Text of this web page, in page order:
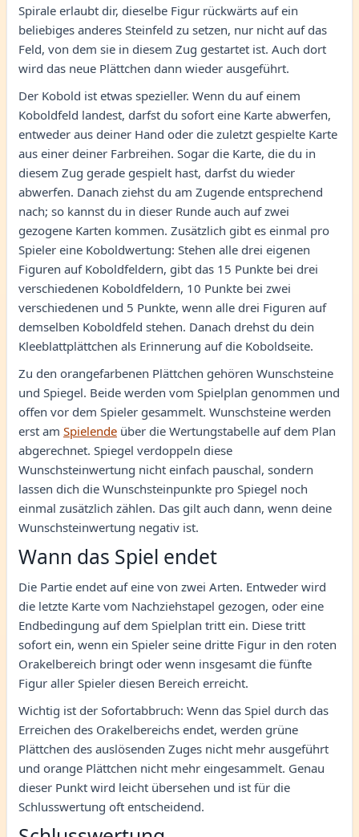
Spirale erlaubt dir, dieselbe Figur rückwärts auf ein
beliebiges anderes Steinfeld zu setzen, nur nicht auf das
Feld, von dem sie in diesem Zug gestartet ist. Auch dort
wird das neue Plättchen dann wieder ausgeführt.
Der Kobold ist etwas spezieller. Wenn du auf einem
Koboldfeld landest, darfst du sofort eine Karte abwerfen,
entweder aus deiner Hand oder die zuletzt gespielte Karte
aus einer deiner Farbreihen. Sogar die Karte, die du in
diesem Zug gerade gespielt hast, darfst du wieder
abwerfen. Danach ziehst du am Zugende entsprechend
nach; so kannst du in dieser Runde auch auf zwei
gezogene Karten kommen. Zusätzlich gibt es einmal pro
Spieler eine Koboldwertung: Stehen alle drei eigenen
Figuren auf Koboldfeldern, gibt das 15 Punkte bei drei
verschiedenen Koboldfeldern, 10 Punkte bei zwei
verschiedenen und 5 Punkte, wenn alle drei Figuren auf
demselben Koboldfeld stehen. Danach drehst du dein
Kleeblattplättchen als Erinnerung auf die Koboldseite.
Zu den orangefarbenen Plättchen gehören Wunschsteine
und Spiegel. Beide werden vom Spielplan genommen und
offen vor dem Spieler gesammelt. Wunschsteine werden
erst am Spielende über die Wertungstabelle auf dem Plan
abgerechnet. Spiegel verdoppeln diese
Wunschsteinwertung nicht einfach pauschal, sondern
lassen dich die Wunschsteinpunkte pro Spiegel noch
einmal zusätzlich zählen. Das gilt auch dann, wenn deine
Wunschsteinwertung negativ ist.
Wann das Spiel endet
Die Partie endet auf eine von zwei Arten. Entweder wird
die letzte Karte vom Nachziehstapel gezogen, oder eine
Endbedingung auf dem Spielplan tritt ein. Diese tritt
sofort ein, wenn ein Spieler seine dritte Figur in den roten
Orakelbereich bringt oder wenn insgesamt die fünfte
Figur aller Spieler diesen Bereich erreicht.
Wichtig ist der Sofortabbruch: Wenn das Spiel durch das
Erreichen des Orakelbereichs endet, werden grüne
Plättchen des auslösenden Zuges nicht mehr ausgeführt
und orange Plättchen nicht mehr eingesammelt. Genau
dieser Punkt wird leicht übersehen und ist für die
Schlusswertung oft entscheidend.